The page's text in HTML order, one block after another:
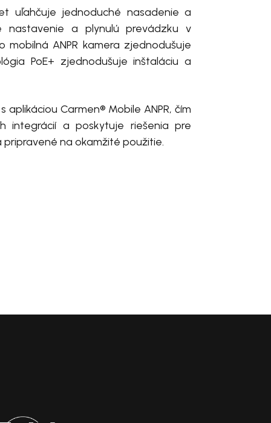
uľahčuje jednoduché nasadenie a
nastavenie a plynulú prevádzku v
mobilná ANPR kamera zjednodušuje
PoE+ zjednodušuje inštaláciu a
Carmen® Mobile ANPR, čím
integrácií a poskytuje riešenia pre
na okamžité použitie.